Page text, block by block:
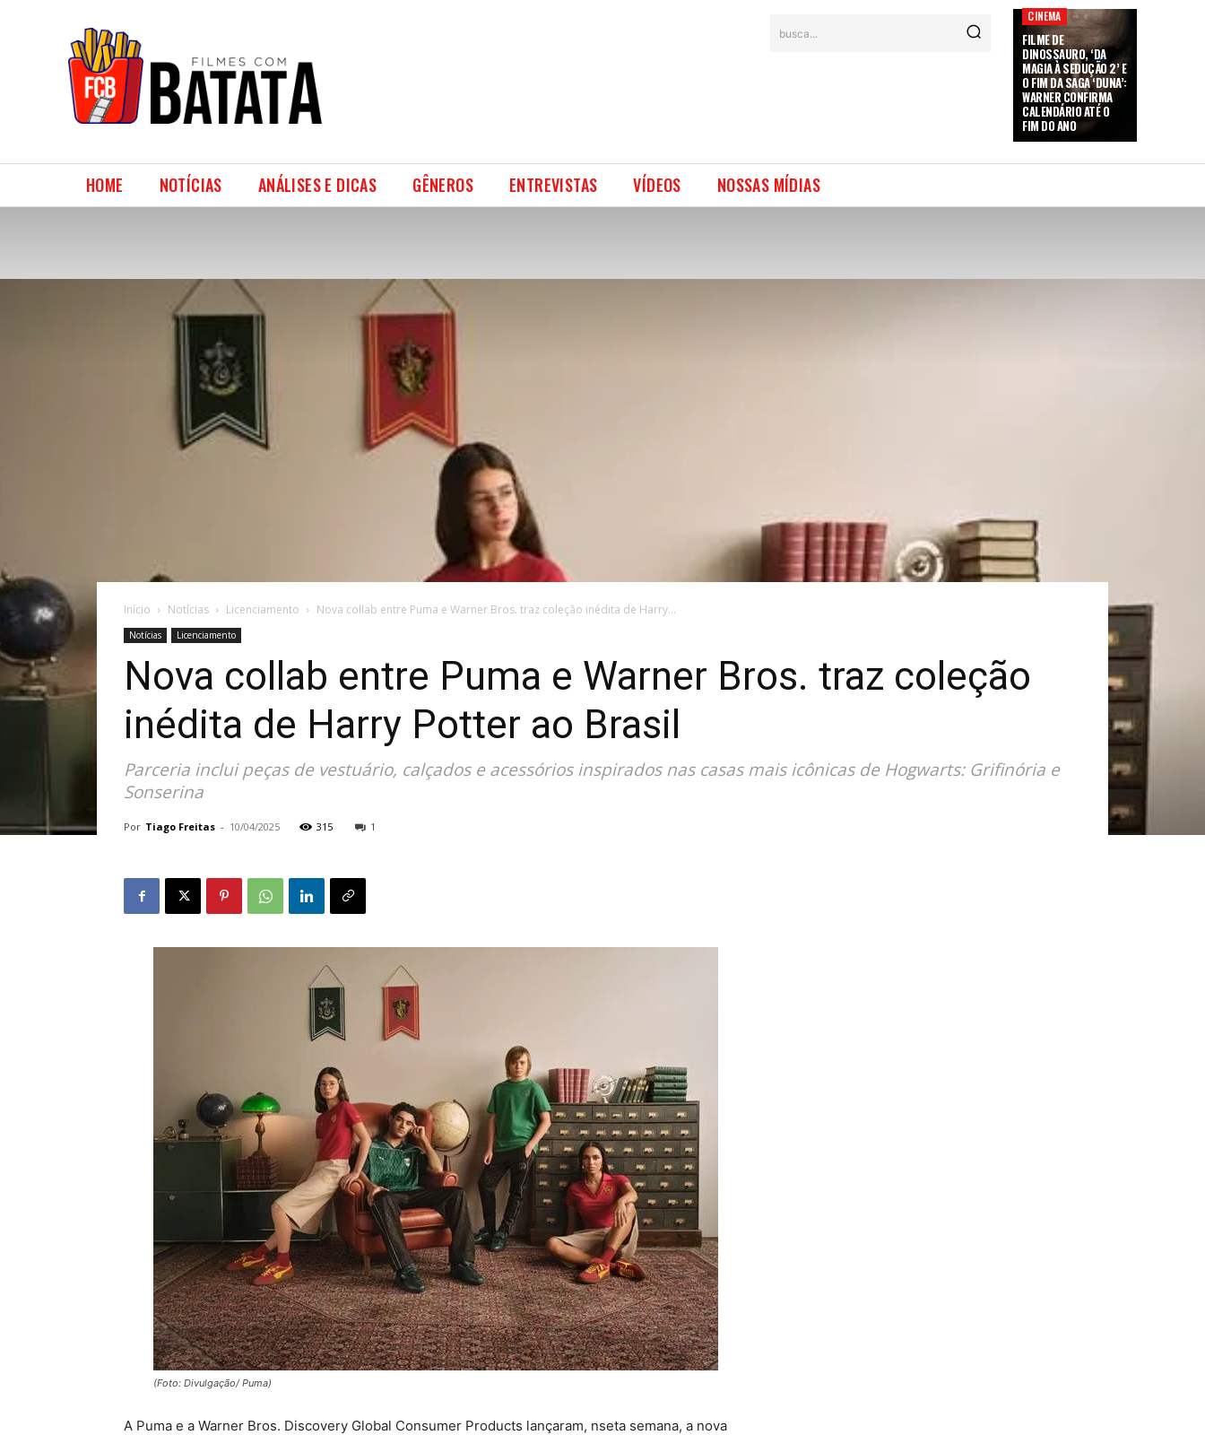
busca...
CINEMA
FILME DE
DINOSSAURO, ‘DA
MAGIA À SEDUÇÃO 2’ E
O FIM DA SAGA ‘DUNA’:
WARNER CONFIRMA
CALENDÁRIO ATÉ O
FIM DO ANO
HOME NOTÍCIAS ANÁLISES E DICAS GÊNEROS ENTREVISTAS VÍDEOS NOSSAS MÍDIAS
Início Notícias Licenciamento Nova collab entre Puma e Warner Bros. traz coleção inédita de Harry...
Notícias Licenciamento
Nova collab entre Puma e Warner Bros. traz coleção
inédita de Harry Potter ao Brasil
Parceria inclui peças de vestuário, calçados e acessórios inspirados nas casas mais icônicas de Hogwarts: Grifinória e
Sonserina
Por Tiago Freitas - 10/04/2025 315 1
(Foto: Divulgação/ Puma)
A Puma e a Warner Bros. Discovery Global Consumer Products lançaram, nseta semana, a nova